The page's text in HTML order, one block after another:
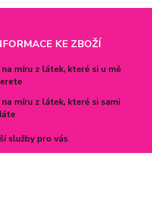
KE ZBOŽÍ
na míru z látek, které si u mě
na míru z látek, které si sami
služby pro vás